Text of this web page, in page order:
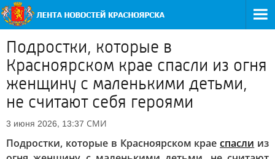
Подростки, которые в
Красноярском крае спасли из огня
женщину с маленькими детьми,
не считают себя героями
3 июня 2026, 13:37 СМИ
Подростки, которые в Красноярском краеспасли из